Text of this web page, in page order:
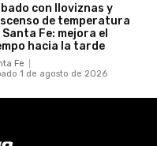
con lloviznas y
de temperatura
Santa Fe: mejora el
hacia la tarde
Fe
1 de agosto de 2026